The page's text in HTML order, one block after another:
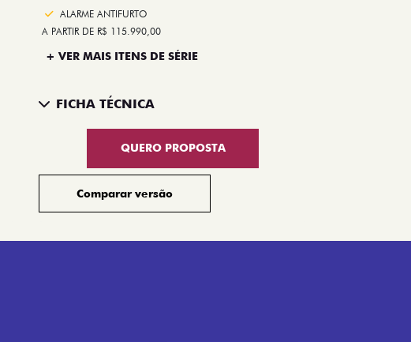
ALARME ANTIFURTO
A PARTIR DE R$ 115.990,00
+ VER MAIS ITENS DE SÉRIE
FICHA TÉCNICA
QUERO PROPOSTA
Comparar versão